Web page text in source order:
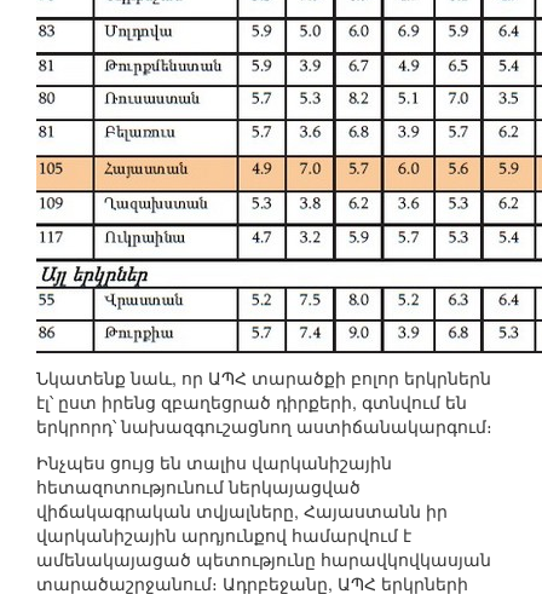
Նկատենք նաև, որ ԱՊՀ տարածքի բոլոր երկրներն
էլ՝ ըստ իրենց զբաղեցրած դիրքերի, գտնվում են
երկրորդ՝ նախազգուշացնող աստիճանակարգում։
Ինչպես ցույց են տալիս վարկանիշային
հետազոտությունում ներկայացված
վիճակագրական տվյալները, Հայաստանն իր
վարկանիշային արդյունքով համարվում է
ամենակայացած պետությունը հարավկովկասյան
տարածաշրջանում։ Ադրբեջանը, ԱՊՀ երկրների